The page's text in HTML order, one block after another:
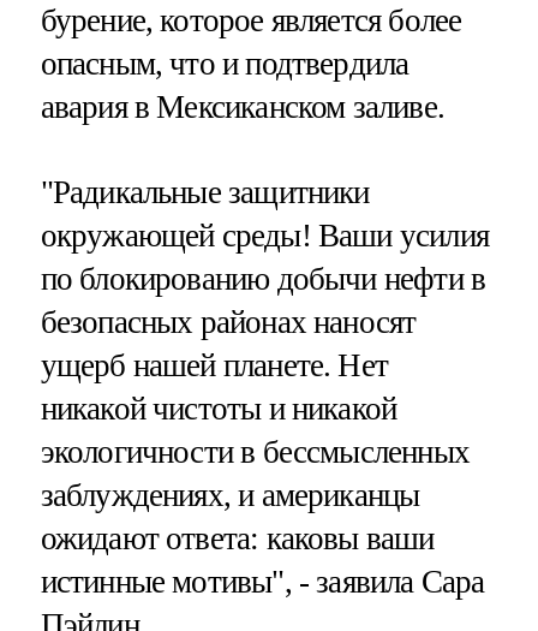
бурение, которое является более
опасным, что и подтвердила
авария в Мексиканском заливе.
"Радикальные защитники
окружающей среды! Ваши усилия
по блокированию добычи нефти в
безопасных районах наносят
ущерб нашей планете. Нет
никакой чистоты и никакой
экологичности в бессмысленных
заблуждениях, и американцы
ожидают ответа: каковы ваши
истинные мотивы", - заявила Сара